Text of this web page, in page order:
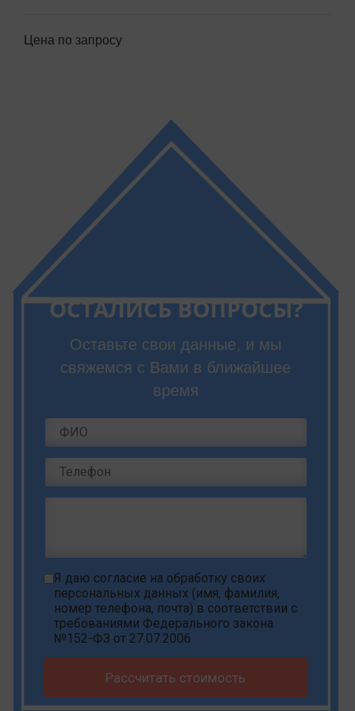
Цена по запросу
ОСТАЛИСЬ ВОПРОСЫ?
Оставьте свои данные, и мы
свяжемся с Вами в ближайшее
время
Я даю согласие на обработку своих
персональных данных (имя, фамилия,
номер телефона, почта) в соответствии с
требованиями Федерального закона
№152-ФЗ от 27.07.2006
Рассчитать стоимость